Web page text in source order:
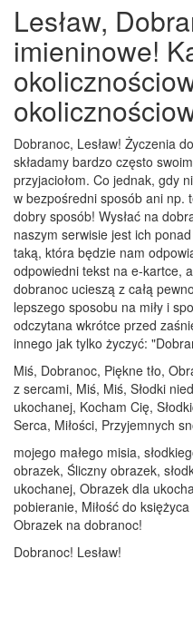
Lesław,
imieninowe!
Dobranoc, Lesław! Życzenia
składamy bardzo często
przyjaciołom. Co jednak, gdy
w bezpośredni sposób ani np.
dobry sposób! Wysłać na
naszym serwisie jest ich
taką, która będzie nam
odpowiedni tekst na e-kartce,
dobranoc ucieszą z całą
lepszego sposobu na miły i
odczytana wkrótce przed
innego jak tylko życzyć:
Miś, Dobranoc, Piękne tło,
z sercami, Miś, Miś, Słodki
ukochanej, Kocham Cię,
Serca, Miłości, Przyjemnych
mojego małego misia,
obrazek, Śliczny obrazek,
ukochanej, Obrazek dla
pobieranie, Miłość do
Obrazek na dobranoc!
Dobranoc! Lesław!